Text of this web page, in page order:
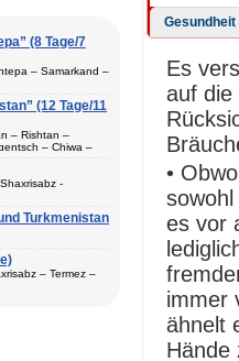
(8 Tage/7
– Samarkand –
Expeditions-Basis
Besuch der
(12 Tage/11
– Rishtan –
– Chiwa –
– Margilan –
– Buchara (2) –
Städte
historische und
-
(2) -
Turkmenistan
– Termez –
Gesundheit
Es
auf die
•
es vor
immer
ähnelt
Hände